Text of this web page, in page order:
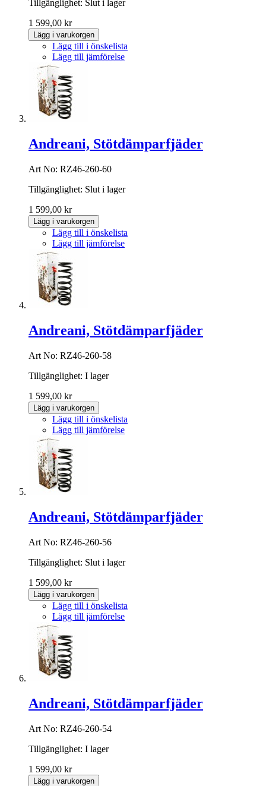
Tillgänglighet: Slut i lager
1 599,00 kr
Lägg i varukorgen
Lägg till i önskelista
Lägg till jämförelse
Andreani, Stötdämparfjäder
Art No: RZ46-260-60
Tillgänglighet: Slut i lager
1 599,00 kr
Lägg i varukorgen
Lägg till i önskelista
Lägg till jämförelse
Andreani, Stötdämparfjäder
Art No: RZ46-260-58
Tillgänglighet: I lager
1 599,00 kr
Lägg i varukorgen
Lägg till i önskelista
Lägg till jämförelse
Andreani, Stötdämparfjäder
Art No: RZ46-260-56
Tillgänglighet: Slut i lager
1 599,00 kr
Lägg i varukorgen
Lägg till i önskelista
Lägg till jämförelse
Andreani, Stötdämparfjäder
Art No: RZ46-260-54
Tillgänglighet: I lager
1 599,00 kr
Lägg i varukorgen